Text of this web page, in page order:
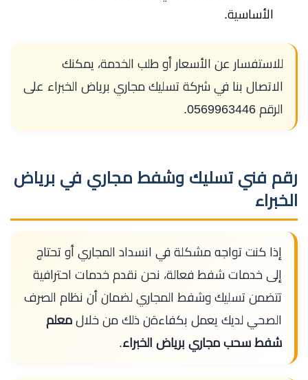
الأساسية.
للاستفسار عن الأسعار أو طلب الخدمة، يمكنك
الاتصال بنا في شركة تسليك مجاري برياض الخبراء على
الرقم 0569963446.
رقم فني تسليك وشفط مجاري في برياض
الخبراء
إذا كنت تواجه مشكلة في انسداد المجاري أو تحتاج
إلى خدمات شفط فعالة، نحن نقدم خدمات احترافية
تتضمن تسليك وشفط المجاري لضمان أن نظام الصرف
الصحي لديك يعمل بكفاءةن ذلك من خلال معلم
شفط سحب مجاري برياض الخبراء.